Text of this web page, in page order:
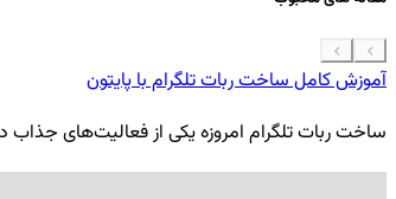
آموزش کامل ساخت ربات تلگرام با پایتون
ساخت ربات تلگرام امروزه یکی از فعالیت‌های جذاب